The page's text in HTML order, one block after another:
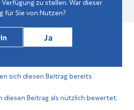
für Sie von Nutzen?
Ja
sich diesen Beitrag bereits
diesen Beitrag als nützlich bewertet.